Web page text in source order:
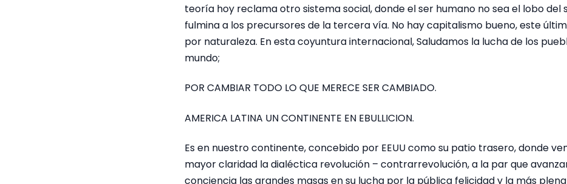
teoría hoy reclama otro sistema social, donde el ser humano no sea el lobo del
fulmina a los precursores de la tercera vía. No hay capitalismo bueno, este
por naturaleza. En esta coyuntura internacional, Saludamos la lucha de los
mundo;
POR CAMBIAR TODO LO QUE MERECE SER CAMBIADO.
AMERICA LATINA UN CONTINENTE EN EBULLICION.
Es en nuestro continente, concebido por EEUU como su patio trasero, donde
mayor claridad la dialéctica revolución – contrarrevolución, a la par que
conciencia las grandes masas en su lucha por la pública felicidad y la más